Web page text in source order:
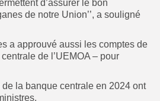
d’assurer le bon
de notre Union’’, a souligné
a approuvé aussi les comptes de
de l’UEMOA – pour
la banque centrale en 2024 ont